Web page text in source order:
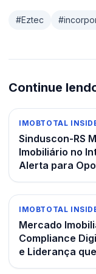
#Eztec #
Continue
IMOBTOTAL
Sinduscon-RS
Imobiliário no
Alerta para
IMOBTOTAL
Mercado
Compliance
e Liderança